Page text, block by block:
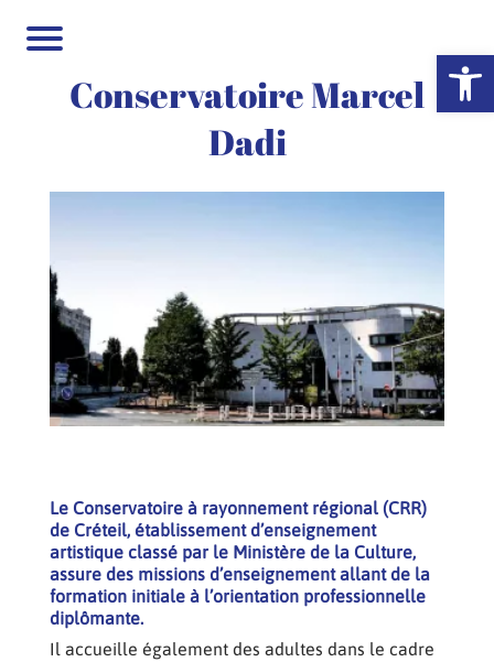
Ouvrir
Conservatoire Marcel
Dadi
Le Conservatoire à rayonnement régional (CRR)
de Créteil, établissement d’enseignement
artistique classé par le Ministère de la Culture,
assure des missions d’enseignement allant de la
formation initiale à l’orientation professionnelle
diplômante.
Il accueille également des adultes dans le cadre